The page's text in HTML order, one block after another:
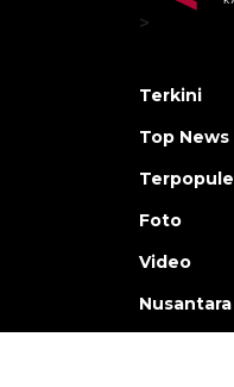
>
Terkini
Top News
Foto
Video
Nusantara